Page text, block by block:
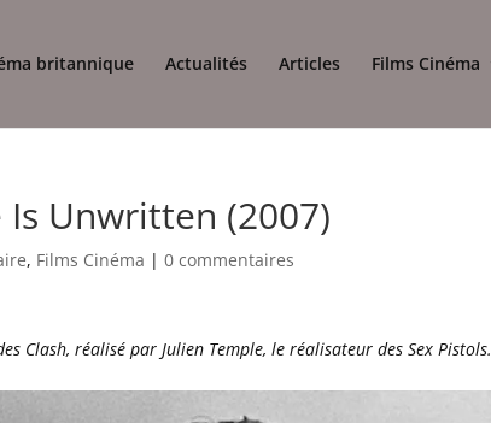
britannique Actualités Articles Films Cinéma
Unwritten (2007)
, Films Cinéma |0 commentaires
Clash, réalisé par Julien Temple, le réalisateur des Sex Pistols.